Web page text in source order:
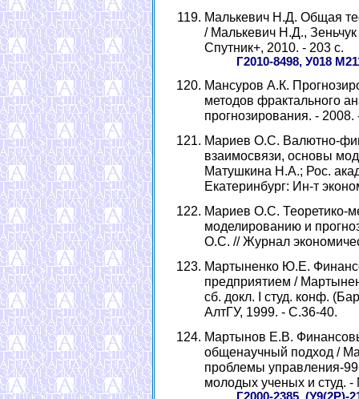
Малькевич Н.Д. Общая
/ Малькевич Н.Д.,
Спутник+, 2010. - 203 с.
Г2010-8498, У018
Мансуров А.К.
методов фрактального
прогнозирования. -
Мариев О.С. Валютно-
взаимосвязи, основы
Матушкина Н.А.; Рос.
Екатеринбург: Ин-т
Мариев О.С. Теоретико-
моделированию и
О.С. // Журнал
Мартыненко Ю.Е.
предприятием /
сб. докл. I студ. конф.
АлтГУ, 1999. - С.36-40.
Мартынов Е.В.
общенаучный подход /
проблемы управления-
молодых ученых и студ.